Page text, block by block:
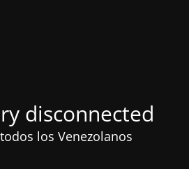
disconnected
los Venezolanos